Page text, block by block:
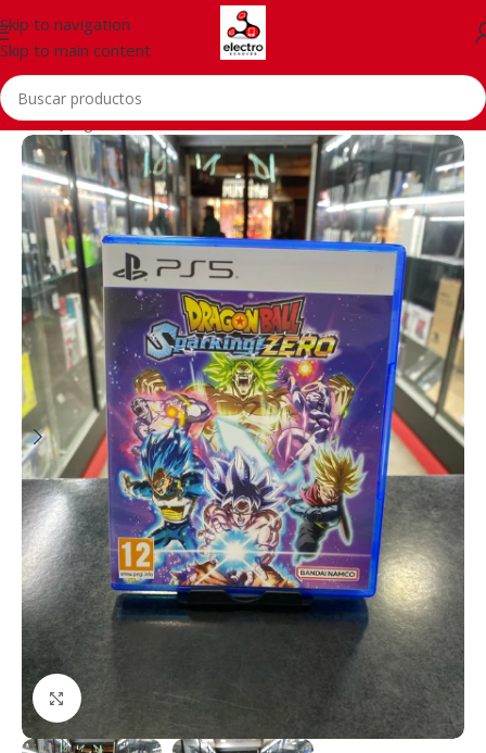
Skip to navigation
Skip to main content
Inicio/Juegos
Click to enlarge